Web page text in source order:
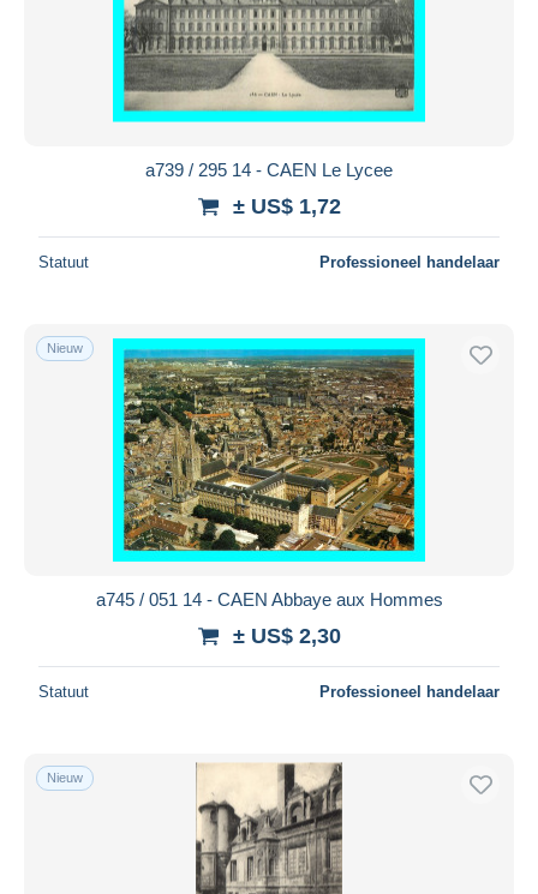
a739 / 295 14 - CAEN Le Lycee
± US$ 1,72
Statuut Professioneel handelaar
Nieuw
a745 / 051 14 - CAEN Abbaye aux Hommes
± US$ 2,30
Statuut Professioneel handelaar
Nieuw